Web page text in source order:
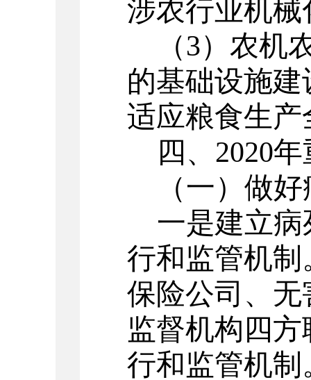
涉农行业机
（3）农机
的基础设施
适应粮食生产
四、2020
（一）做
一是建立
行和监管机制
保险公司、
监督机构四
行和监管机制